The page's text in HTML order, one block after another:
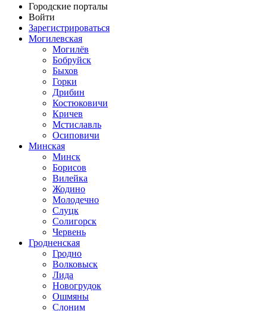
Городские порталы
Войти
Зарегистрироваться
Могилевская
Могилёв
Бобруйск
Быхов
Горки
Дрибин
Костюковичи
Кричев
Мстиславль
Осиповичи
Минская
Минск
Борисов
Вилейка
Жодино
Молодечно
Слуцк
Солигорск
Червень
Гродненская
Гродно
Волковыск
Лида
Новогрудок
Ошмяны
Слоним